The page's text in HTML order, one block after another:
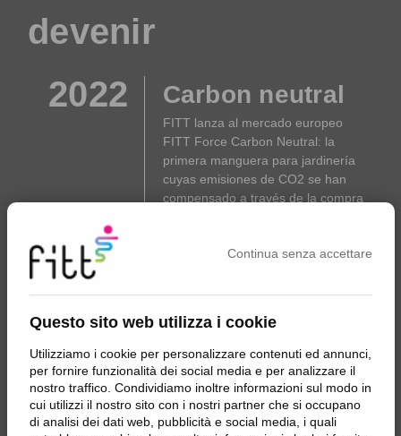
Continua senza accettare
Questo sito web utilizza i cookie
Utilizziamo i cookie per personalizzare contenuti ed annunci,
per fornire funzionalità dei social media e per analizzare il
nostro traffico. Condividiamo inoltre informazioni sul modo in
cui utilizzi il nostro sito con i nostri partner che si occupano
di analisi dei dati web, pubblicità e social media, i quali
devenir
2022
Carbon neutral
FITT lanza al mercado europeo
FITT Force Carbon Neutral: la
primera manguera para jardinería
cuyas emisiones de CO2 se han
compensado a través de la compra
2021 Sociedad Benefit
para la sostenibilidad, diseña un plan
de evolución de su perfil, de los
rendimientos de sostenibilidad y se
convierte en Sociedad Benefit.